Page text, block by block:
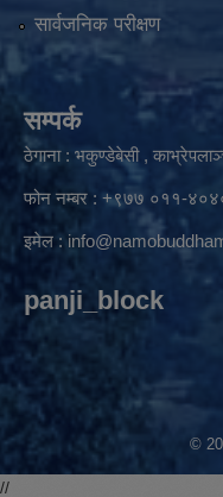
सार्वजनिक परीक्षण
सम्पर्क
ठेगाना : भकुण्डेबेसी ,
फोन नम्बर : +९७७ ०११-
इमेल :
panji_block
©
//